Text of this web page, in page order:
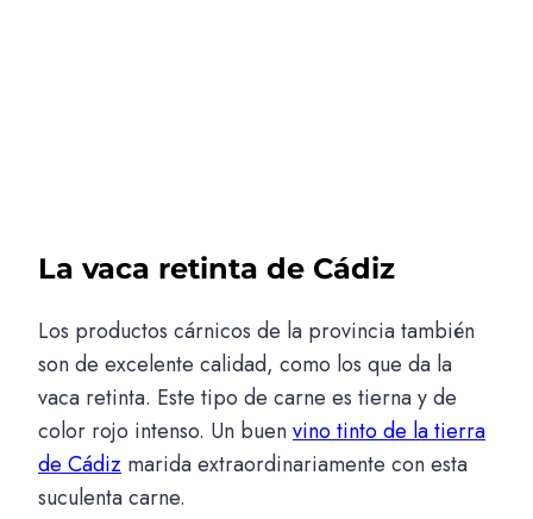
La vaca retinta de Cádiz
Los productos cárnicos de la provincia también
son de excelente calidad, como los que da la
vaca retinta. Este tipo de carne es tierna y de
color rojo intenso. Un buenvino tinto de la tierra
de Cádiz marida extraordinariamente con esta
suculenta carne.